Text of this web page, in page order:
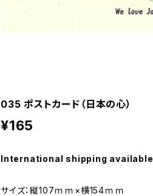
035 ポストカード（日本の心）
¥165
International shipping available
サイズ：縦107ｍｍ×横154ｍｍ